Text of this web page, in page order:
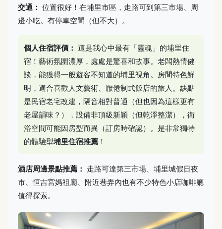
交通： 位置很好！在埔里市區，走路可到第三市場、周
邊小吃。有停車空間（但不大）。
個人住宿評價： 這是我心中最有「靈魂」的埔里住
宿！藝術氛圍濃厚，處處是驚喜和故事。老闆熱情健
談，能獲得一般遊客不知道的埔里視角。房間特色鮮
明，適合喜歡人文藝術、厭倦制式飯店的旅人。缺點
是民宿老宅改建，隔音相對普通（但也因為這樣更有
老屋韻味？），設備非頂級新穎（但乾淨整潔），衛
浴空間可能因房型而異（訂房時確認）。是非常獨特
的體驗型埔里住宿推薦 ！
酒店周邊景點推薦： 走路可達第三市場、埔里城假日夜
市、恒吉宮媽祖廟、附近巷弄內也有不少特色小店咖啡廳
值得探索。